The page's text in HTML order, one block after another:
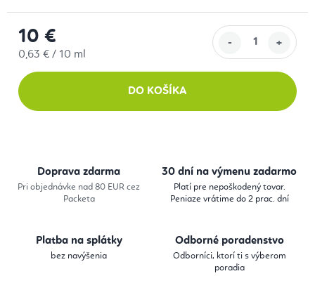
10 €
Jednotková cena:
0,63 € / 10 ml
DO KOŠÍKA
Doprava zdarma
Pri objednávke nad 80 EUR cez
Packeta
30 dní na výmenu zadarmo
Platí pre nepoškodený tovar.
Peniaze vrátime do 2 prac. dní
Platba na splátky
bez navýšenia
Odborné poradenstvo
Odborníci, ktorí ti s výberom
poradia